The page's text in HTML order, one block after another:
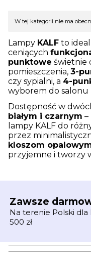
W tej kategorii nie ma
Lampy KALF to
ceniących
punktowe świetnie
pomieszczenia, 3-
czy sypialni, a 4-
wyborem do salonu
Dostępność w
białym i czarnym –
lampy KALF do
przez
kloszom
przyjemne i tworzy
Zawsze
Na terenie Polski
500 zł